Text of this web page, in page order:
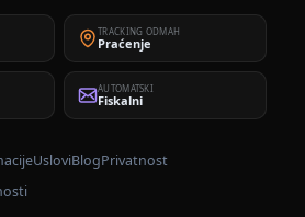
TRACKING ODMAH
Praćenje
AUTOMATSKI
Fiskalni
UsloviBlogPrivatnost